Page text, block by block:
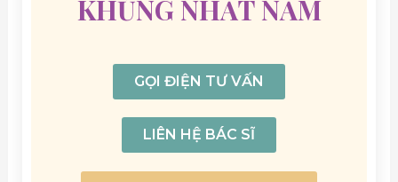
KHỦNG NHẤT NĂM
GỌI ĐIỆN TƯ VẤN
LIÊN HỆ BÁC SĨ